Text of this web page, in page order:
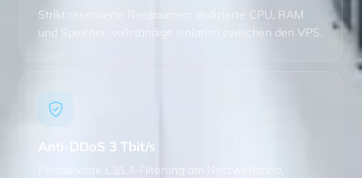
Strikt reservierte Ressourcen: dedizierte CPU, RAM
und Speicher, vollständige Isolation zwischen den VPS.
Anti-DDoS 3 Tbit/s
Permanente L3/L4-Filterung am Netzwerkrand,